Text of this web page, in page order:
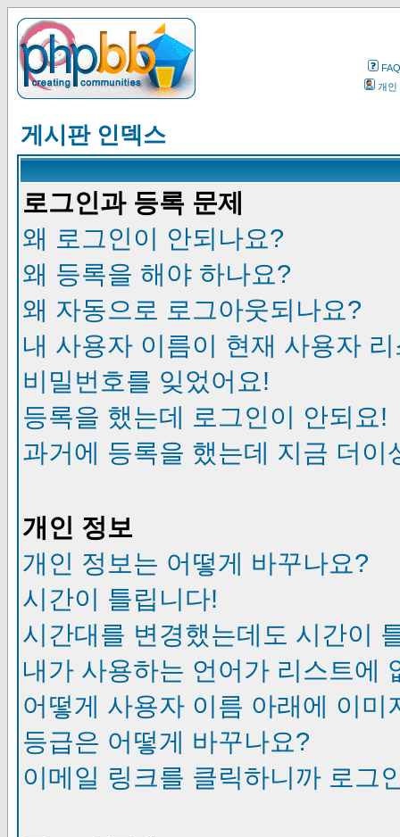
FAQ
개인
게시판 인덱스
로그인과 등록 문제
왜 로그인이 안되나요?
왜 등록을 해야 하나요?
왜 자동으로 로그아웃되나요?
내 사용자 이름이 현재 사용자
비밀번호를 잊었어요!
등록을 했는데 로그인이 안되요!
과거에 등록을 했는데 지금 더이
개인 정보
개인 정보는 어떻게 바꾸나요?
시간이 틀립니다!
시간대를 변경했는데도 시간이
내가 사용하는 언어가 리스트에
어떻게 사용자 이름 아래에 이미
등급은 어떻게 바꾸나요?
이메일 링크를 클릭하니까 로그